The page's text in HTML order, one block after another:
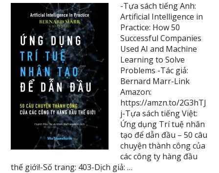
-Tựa sách tiếng Anh:
Artificial Intelligence in
Practice: How 50
Successful Companies
Used AI and Machine
Learning to Solve
Problems -Tác giả:
Bernard Marr-Link
Amazon:
https://amzn.to/2G3hTJ
j-Tựa sách tiếng Việt:
Ứng dụng Trí tuệ nhân
tạo để dẫn đầu – 50 câu
chuyện thành công của
các công ty hàng đầu
thế giới!-Số trang: 403-Dịch giả: …